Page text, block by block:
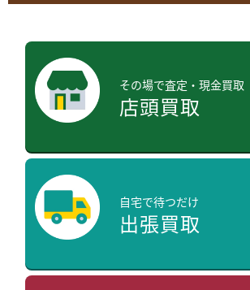
その場で査定・現金買取
店頭買取
自宅で待つだけ
出張買取